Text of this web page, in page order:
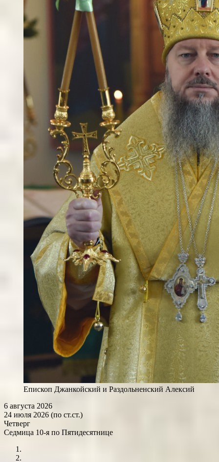
Епископ Джанкойский и Раздольненский Алексий
6 августа 2026
24 июля 2026 (по ст.ст.)
Четверг
Седмица 10-я по Пятидесятнице